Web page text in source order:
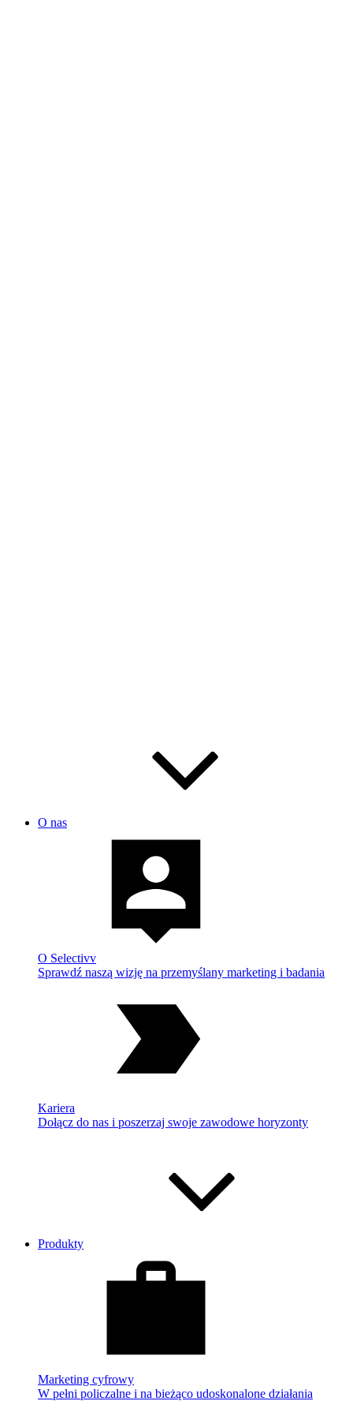
O nas
O Selectivv
Sprawdź naszą wizję na przemyślany marketing i badania
Kariera
Dołącz do nas i poszerzaj swoje zawodowe horyzonty
Produkty
Marketing cyfrowy
W pełni policzalne i na bieżąco udoskonalone działania